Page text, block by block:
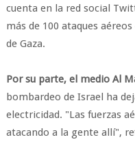
cuenta en la red social
más de 100 ataques
de Gaza.
Por su parte, el medio Al
bombardeo de Israel ha
electricidad. "Las fuerzas
atacando a la gente allí",